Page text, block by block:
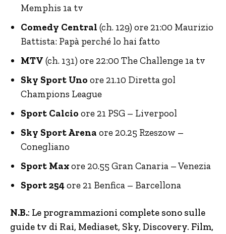
Memphis 1a tv
Comedy Central (ch. 129) ore 21:00 Maurizio
Battista: Papà perché lo hai fatto
MTV (ch. 131) ore 22:00 The Challenge 1a tv
Sky Sport Uno ore 21.10 Diretta gol
Champions League
Sport Calcio ore 21 PSG – Liverpool
Sky Sport Arena ore 20.25 Rzeszow –
Conegliano
Sport Maxore 20.55 Gran Canaria – Venezia
Sport 254ore 21 Benfica – Barcellona
N.B.: Le programmazioni complete sono sulle
guide tv di Rai, Mediaset, Sky, Discovery. Film,